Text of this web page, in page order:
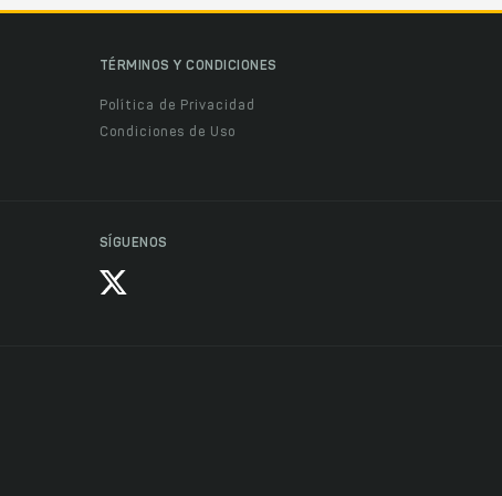
TÉRMINOS Y CONDICIONES
Política de Privacidad
Condiciones de Uso
SÍGUENOS